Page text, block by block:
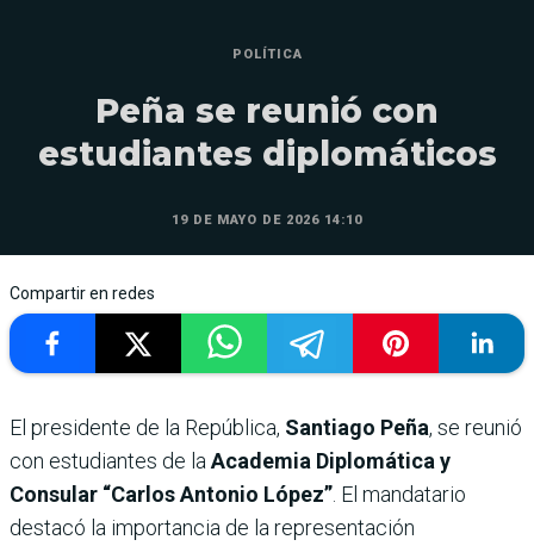
POLÍTICA
Peña se reunió con
estudiantes diplomáticos
19 DE MAYO DE 2026 14:10
Compartir en redes
El presidente de la República, Santiago Peña, se reunió
con estudiantes de la Academia Diplomática y
Consular “Carlos Antonio López” . El mandatario
destacó la importancia de la representación